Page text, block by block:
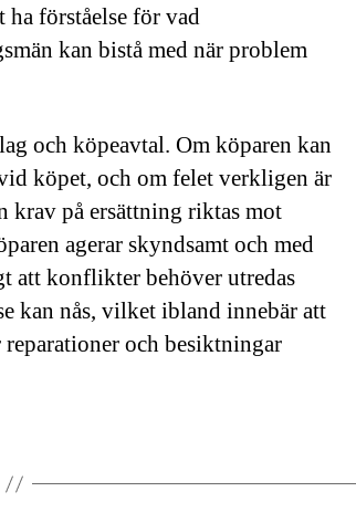
förståelse för vad
kan bistå med när problem
och köpeavtal. Om köparen kan
köpet, och om felet verkligen är
på ersättning riktas mot
agerar skyndsamt och med
att konflikter behöver utredas
kan nås, vilket ibland innebär att
reparationer och besiktningar